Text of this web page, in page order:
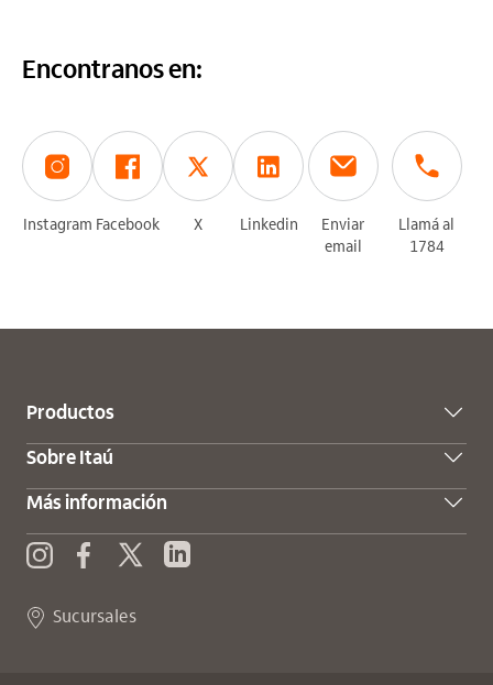
Encontranos en:
Instagram Facebook X Linkedin
Enviar
email
Llamá al
1784
Productos
Sobre Itaú
Más información
InstagramFacebookX (Twitter)
Sucursales